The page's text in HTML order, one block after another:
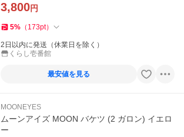
3,800円
5% （ 173pt）
2日以内に発送（休業日を除く）
くらし壱番館
最安値を見る
MOONEYES
ムーンアイズ MOON バケツ (2 ガロン) イエロ
ー